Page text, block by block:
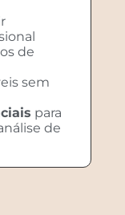
de
sem
para
de